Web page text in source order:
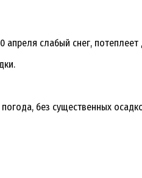
апреля слабый снег, потеплеет
без существенных